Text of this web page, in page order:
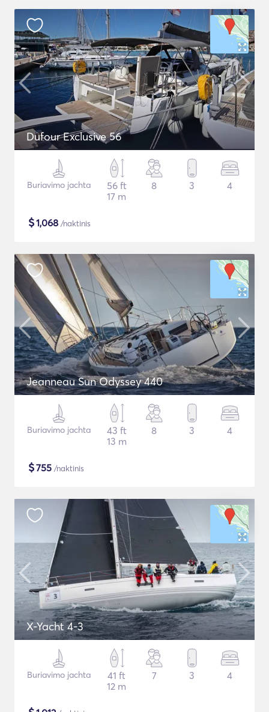
Dufour Exclusive 56
Buriavimo jachta
56 ft
17 m
8 3 4
$1,068 /naktinis
Jeanneau Sun Odyssey 440
Buriavimo jachta
43 ft
13 m
8 3 4
$755 /naktinis
X-Yacht 4-3
Buriavimo jachta
41 ft
12 m
7 3 4